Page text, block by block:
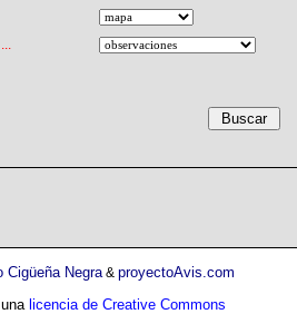
Cigüeña Negra& proyectoAvis.com
licencia de Creative Commons